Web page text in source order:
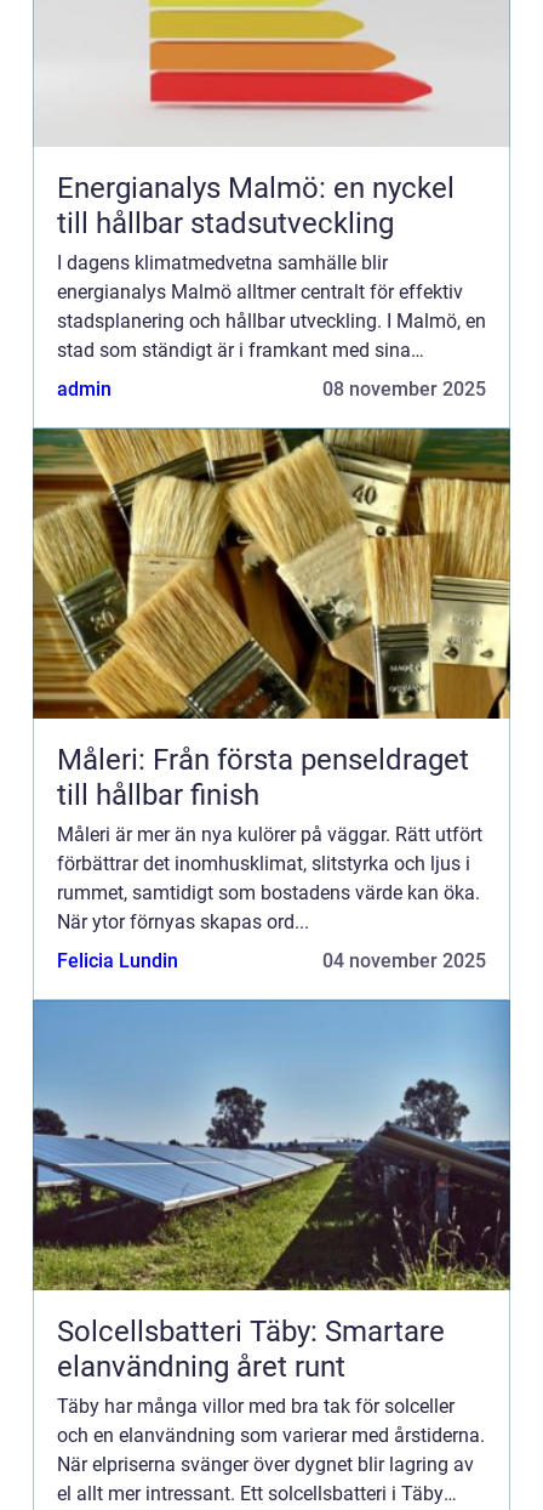
Energianalys Malmö: en nyckel
till hållbar stadsutveckling
I dagens klimatmedvetna samhälle blir
energianalys Malmö alltmer centralt för effektiv
stadsplanering och hållbar utveckling. I Malmö, en
stad som ständigt är i framkant med sina
miljöinitiativ, spelar energia...
admin 08 november 2025
Måleri: Från första penseldraget
till hållbar finish
Måleri är mer än nya kulörer på väggar. Rätt utfört
förbättrar det inomhusklimat, slitstyrka och ljus i
rummet, samtidigt som bostadens värde kan öka.
När ytor förnyas skapas ord...
Felicia Lundin
04 november 2025
Solcellsbatteri Täby: Smartare
elanvändning året runt
Täby har många villor med bra tak för solceller
och en elanvändning som varierar med årstiderna.
När elpriserna svänger över dygnet blir lagring av
el allt mer intressant. Ett solcellsbatteri i Täby